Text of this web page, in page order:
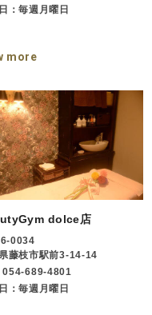
：毎週月曜日
more
dolce店
0034
藤枝市駅前3-14-14
054-689-4801
：毎週月曜日